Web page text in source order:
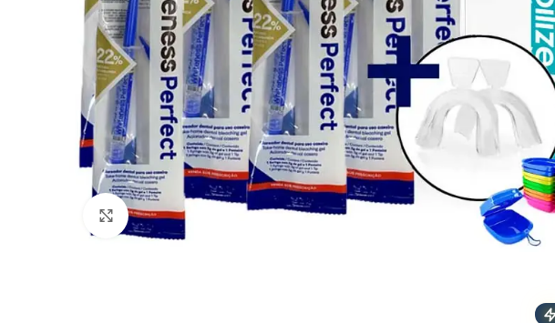
Click to enlarge